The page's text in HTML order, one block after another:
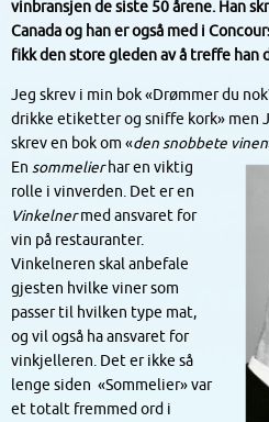
vinbransjen de siste 50 årene. Han
Canada og han er også med i
fikk den store gleden av å treffe han
Jeg skrev i min bok «Drømmer du
drikke etiketter og sniffe kork» men
skrev en bok om «den snobbete vinen
En sommelierhar en viktig
rolle i vinverden. Det er en
Vinkelnermed ansvaret for
vin på restauranter.
Vinkelneren skal anbefale
gjesten hvilke viner som
passer til hvilken type mat,
og vil også ha ansvaret for
vinkjelleren. Det er ikke så
lenge siden «Sommelier» var
et totalt fremmed ord i